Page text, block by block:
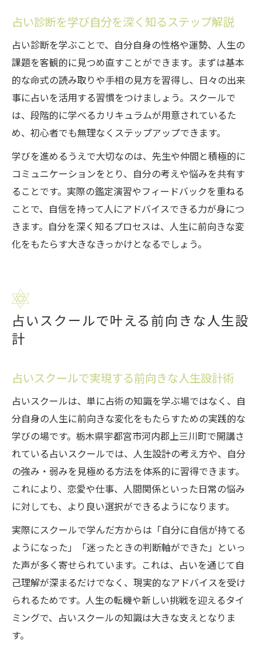
占い診断を学び自分を深く知るステップ解説
占い診断を学ぶことで、自分自身の性格や運勢、人生の
課題を客観的に見つめ直すことができます。まずは基本
的な命式の読み取りや手相の見方を習得し、日々の出来
事に占いを活用する習慣をつけましょう。スクールで
は、段階的に学べるカリキュラムが用意されているた
め、初心者でも無理なくステップアップできます。
学びを進めるうえで大切なのは、先生や仲間と積極的に
コミュニケーションをとり、自分の考えや悩みを共有す
ることです。実際の鑑定演習やフィードバックを重ねる
ことで、自信を持って人にアドバイスできる力が身につ
きます。自分を深く知るプロセスは、人生に前向きな変
化をもたらす大きなきっかけとなるでしょう。
占いスクールで叶える前向きな人生設
計
占いスクールで実現する前向きな人生設計術
占いスクールは、単に占術の知識を学ぶ場ではなく、自
分自身の人生に前向きな変化をもたらすための実践的な
学びの場です。栃木県宇都宮市河内郡上三川町で開講さ
れている占いスクールでは、人生設計の考え方や、自分
の強み・弱みを見極める方法を体系的に習得できます。
これにより、恋愛や仕事、人間関係といった日常の悩み
に対しても、より良い選択ができるようになります。
実際にスクールで学んだ方からは「自分に自信が持てる
ようになった」「迷ったときの判断軸ができた」といっ
た声が多く寄せられています。これは、占いを通じて自
己理解が深まるだけでなく、現実的なアドバイスを受け
られるためです。人生の転機や新しい挑戦を迎えるタイ
ミングで、占いスクールの知識は大きな支えとなりま
す。